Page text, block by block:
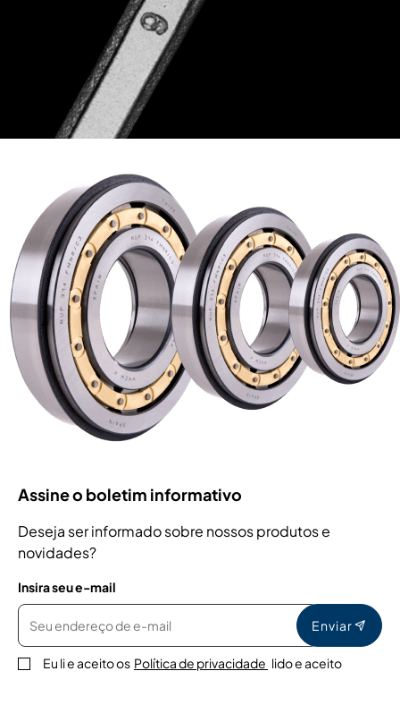
Assine o boletim informativo
Deseja ser informado sobre nossos produtos e
novidades?
Insira seu e-mail
Enviar
Eu li e aceito os Política de privacidade lido e aceito